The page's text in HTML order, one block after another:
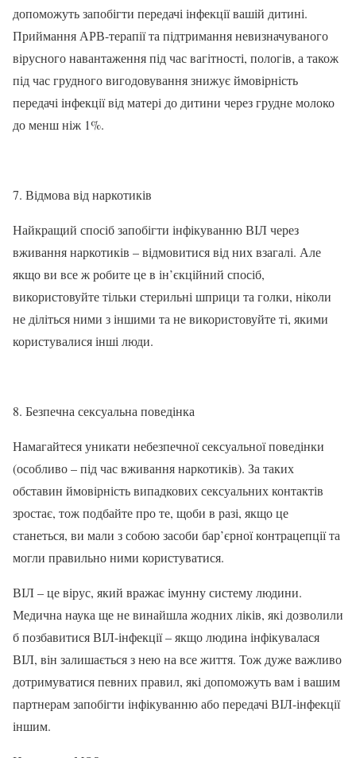
допоможуть запобігти передачі інфекції вашій дитині.
Приймання АРВ-терапії та підтримання невизначуваного
вірусного навантаження під час вагітності, пологів, а також
під час грудного вигодовування знижує ймовірність
передачі інфекції від матері до дитини через грудне молоко
до менш ніж 1%.
7. Відмова від наркотиків
Найкращий спосіб запобігти інфікуванню ВІЛ через
вживання наркотиків – відмовитися від них взагалі. Але
якщо ви все ж робите це в ін’єкційний спосіб,
використовуйте тільки стерильні шприци та голки, ніколи
не діліться ними з іншими та не використовуйте ті, якими
користувалися інші люди.
8. Безпечна сексуальна поведінка
Намагайтеся уникати небезпечної сексуальної поведінки
(особливо – під час вживання наркотиків). За таких
обставин ймовірність випадкових сексуальних контактів
зростає, тож подбайте про те, щоби в разі, якщо це
станеться, ви мали з собою засоби бар’єрної контрацепції та
могли правильно ними користуватися.
ВІЛ – це вірус, який вражає імунну систему людини.
Медична наука ще не винайшла жодних ліків, які дозволили
б позбавитися ВІЛ-інфекції – якщо людина інфікувалася
ВІЛ, він залишається з нею на все життя. Тож дуже важливо
дотримуватися певних правил, які допоможуть вам і вашим
партнерам запобігти інфікуванню або передачі ВІЛ-інфекції
іншим.